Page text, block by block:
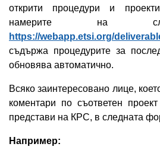
открити процедури и
намерите на
https://webapp.etsi.org/
съдържа процедурите за
обновява автоматично.
Всяко заинтересовано лице,
коментари по съответен
представи на КРС, в следната
Например: